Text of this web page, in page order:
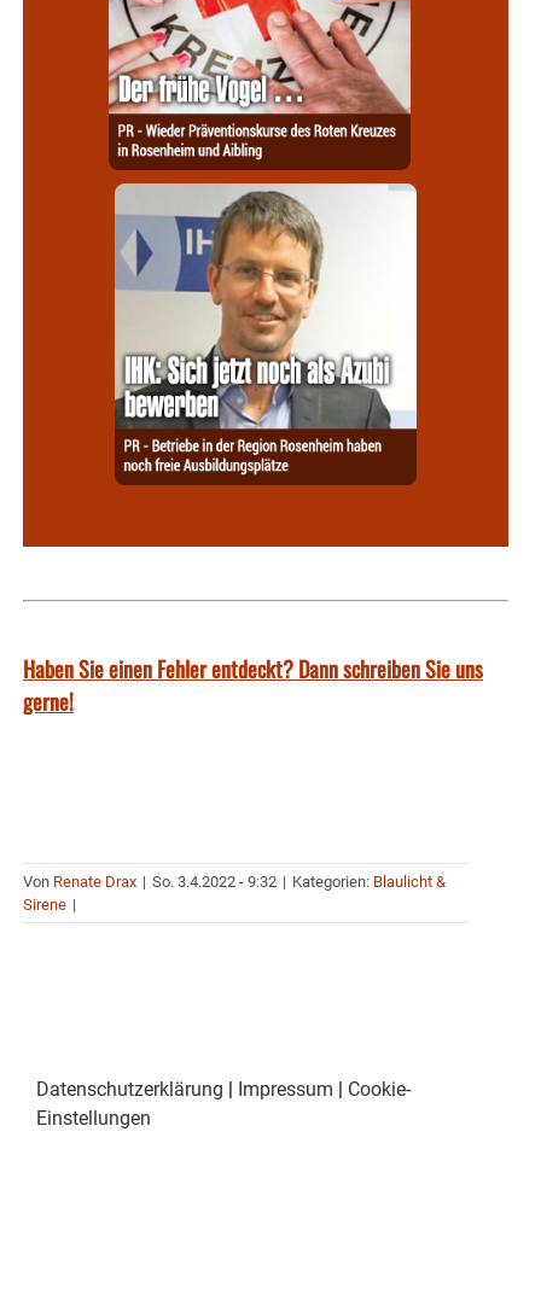
Haben Sie einen Fehler entdeckt? Dann schreiben Sie uns
gerne!
Von Renate Drax | So. 3.4.2022 - 9:32 | Kategorien: Blaulicht &
Sirene |
Datenschutzerklärung | Impressum | Cookie-
Einstellungen